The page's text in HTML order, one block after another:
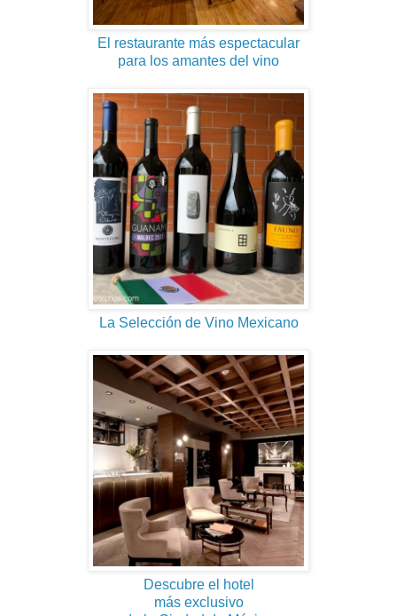
El restaurante más espectacular
para los amantes del vino
La Selección de Vino Mexicano
Descubre el hotel
más exclusivo